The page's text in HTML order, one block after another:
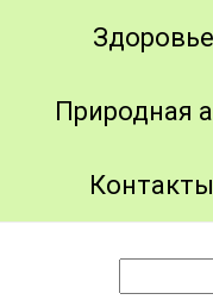
Здоровье
Природная
Контакты